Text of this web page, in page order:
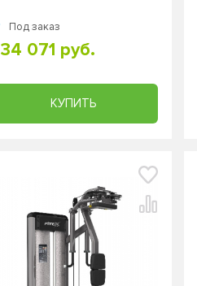
Под заказ
071 руб.
КУПИТЬ